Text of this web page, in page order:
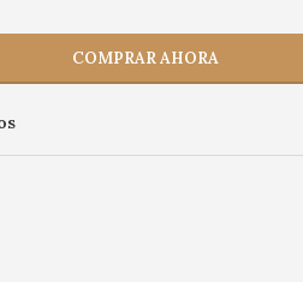
COMPRAR AHORA